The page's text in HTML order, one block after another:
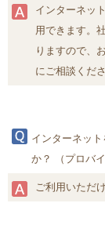
インターネッ
用できます。
りますので、
にご相談くださ
インターネッ
か？ （プロバ
ご利用いただ